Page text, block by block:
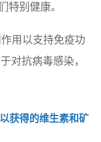
特别健康。
用以支持免疫功
对抗病毒感染，
获得的维生素和矿